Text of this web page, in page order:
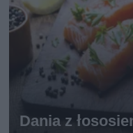
Dania z